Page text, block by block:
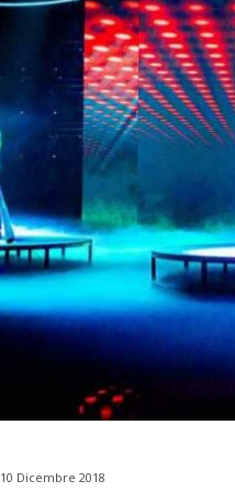
10 Dicembre 2018